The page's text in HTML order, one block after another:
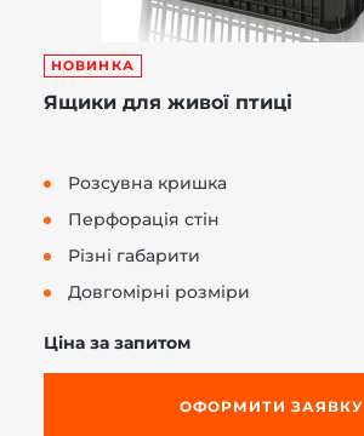
НОВИНКА
Ящики для живої птиці
Розсувна кришка
Перфорація стін
Різні габарити
Довгомірні розміри
Ціна за запитом
ОФОРМИТИ ЗАЯВКУ